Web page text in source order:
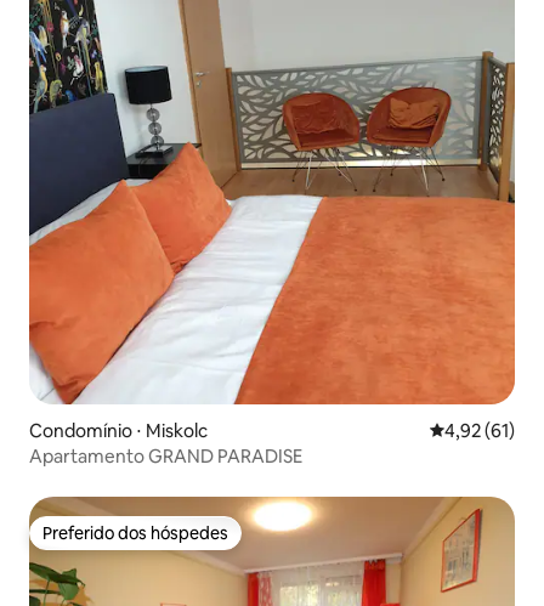
Condomínio ⋅ Miskolc 4,92 de uma
4,92 (61)
Apartamento GRAND PARADISE
Preferido dos hóspedes
Preferido dos hóspedes